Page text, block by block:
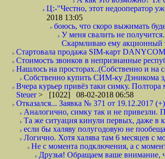
Ц:-"Честно, этот недооператор
2018 13:05
боюсь, что скоро выжимать
У меня свалить не
Скармливаю ему
Стартовала продажа SIM-карт
Стоимость звонков в непризнанные
Нашлось на просторах..(Собственно и на
Собственно купить СИМ-ку Дэникома
Вчера курьер привёз таки симку.
Steuer> [1022] 08-02-2018 06:58
Отказался... Заявка № 371 от 19.12.2017
Аналогично, симку так и не привезли.
Та же ситуация кинули первых, даже в
если бы халяву полугодовую не
Логично. Хотя халява там 6 месяцев с
Не с момента подключения, а с
Друзья! Обращаем ваше внимание,